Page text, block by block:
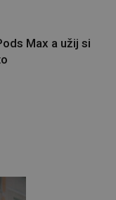
Max a užij si